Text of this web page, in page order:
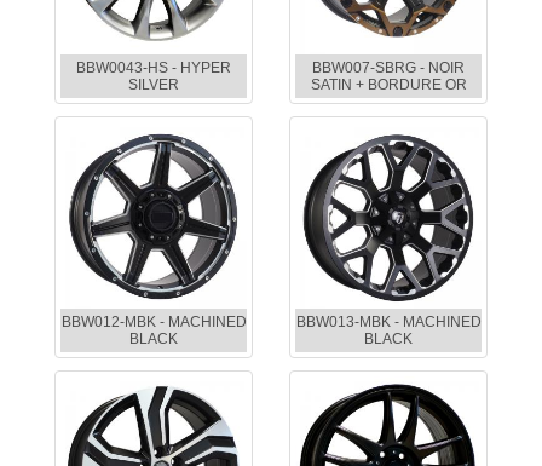
BBW0043-HS - HYPER
SILVER
BBW007-SBRG - NOIR
SATIN + BORDURE OR
BBW012-MBK - MACHINED
BLACK
BBW013-MBK - MACHINED
BLACK